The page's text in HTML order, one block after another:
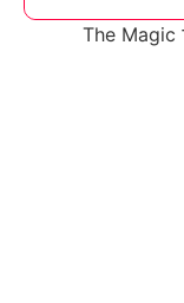
/ קסם המבוך The Magic